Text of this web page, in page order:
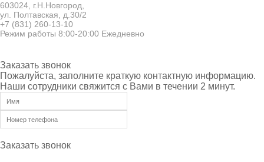
603024, г.Н.Новгород,
ул. Полтавская, д.30/2
+7 (831) 260-13-10
Режим работы 8:00-20:00 Ежедневно
Заказать звонок
Пожалуйста, заполните краткую контактную информацию.
Наши сотрудники свяжится с Вами в течении 2 минут.
Заказать звонок